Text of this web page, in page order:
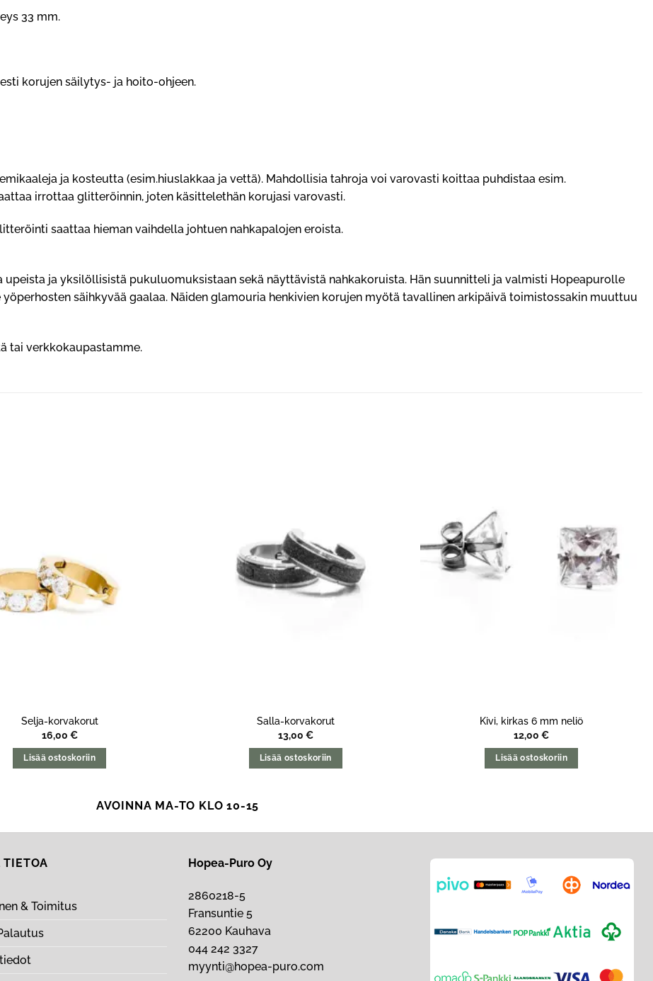
33 mm.
korujen säilytys- ja hoito-ohjeen.
ja kosteutta (esim.hiuslakkaa ja vettä). Mahdollisia tahroja voi varovasti koittaa puhdistaa esim.
irrottaa glitteröinnin, joten käsittelethän korujasi varovasti.
saattaa hieman vaihdella johtuen nahkapalojen eroista.
ja yksilöllisistä pukuluomuksistaan sekä näyttävistä nahkakoruista. Hän suunnitteli ja valmisti Hopeapurolle
säihkyvää gaalaa. Näiden glamouria henkivien korujen myötä tavallinen arkipäivä toimistossakin muuttuu
tai verkkokaupastamme.
Selja-korvakorut
16,00 €
Lisää ostoskoriin
Salla-korvakorut
13,00 €
Lisää ostoskoriin
Kivi, kirkas 6 mm neliö
12,00€
Lisää ostoskoriin
AVOINNA MA-TO KLO 10-15
TIETOA
& Toimitus
Hopea-Puro Oy
2860218-5
Fransuntie 5
62200 Kauhava
044 242 3327
myynti@hopea-puro.com